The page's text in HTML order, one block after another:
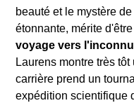
beauté et le mystère
étonnante, mérite
voyage vers l'inconnu
Laurens montre très
carrière prend un
expédition scientifique